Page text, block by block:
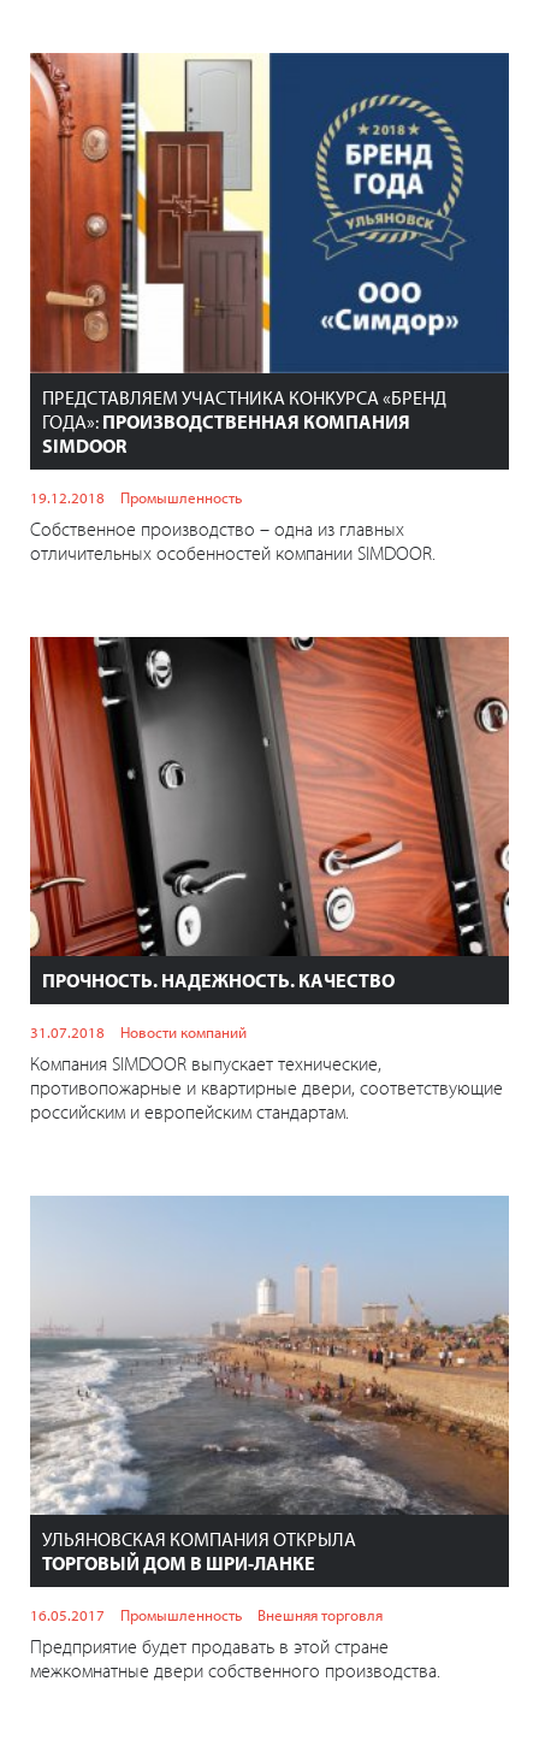
ПРЕДСТАВЛЯЕМ УЧАСТНИКА КОНКУРСА «БРЕНД
ГОДА»: ПРОИЗВОДСТВЕННАЯ КОМПАНИЯ
SIMDOOR
19.12.2018 Промышленность
Собственное производство – одна из главных
отличительных особенностей компании SIMDOOR.
ПРОЧНОСТЬ. НАДЕЖНОСТЬ. КАЧЕСТВО
31.07.2018 Новости компаний
Компания SIMDOOR выпускает технические,
противопожарные и квартирные двери, соответствующие
российским и европейским стандартам.
УЛЬЯНОВСКАЯ КОМПАНИЯ ОТКРЫЛА
ТОРГОВЫЙ ДОМ В ШРИ-ЛАНКЕ
16.05.2017 Промышленность Внешняя торговля
Предприятие будет продавать в этой стране
межкомнатные двери собственного производства.